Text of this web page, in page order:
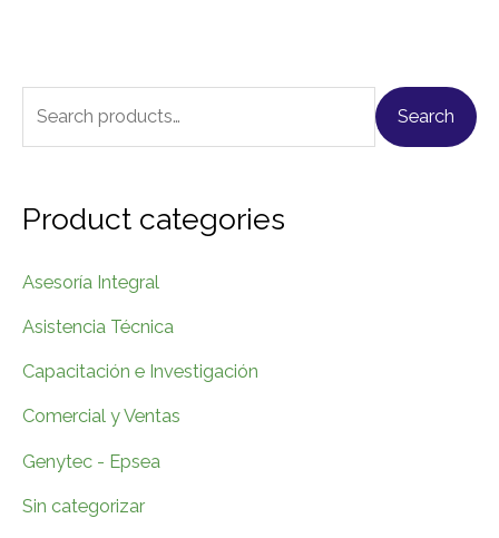
r
h
f
:
Search
Product categories
Asesoría Integral
Asistencia Técnica
Capacitación e Investigación
Comercial y Ventas
Genytec - Epsea
Sin categorizar